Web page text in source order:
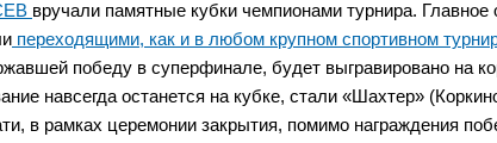
вручали памятные кубки чемпионами турнира.
переходящими, как и в любом крупном спортивном
победу в суперфинале, будет выгравировано на
навсегда останется на кубке, стали «Шахтер»
в рамках церемонии закрытия, помимо награждения